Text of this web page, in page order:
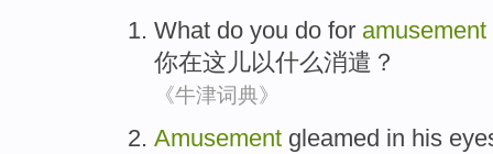
What do you do for amusement
你在这儿以什么消遣 ？
《牛津词典》
Amusement gleamed in his